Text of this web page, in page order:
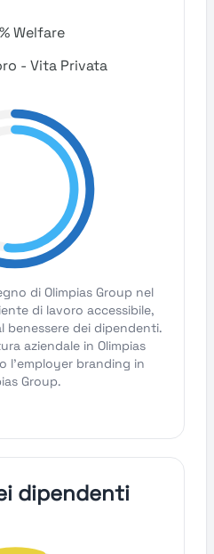
Welfare
- Vita Privata
di Olimpias Group nel
di lavoro accessibile,
benessere dei dipendenti.
aziendale in Olimpias
l'employer branding in
Group.
dipendenti